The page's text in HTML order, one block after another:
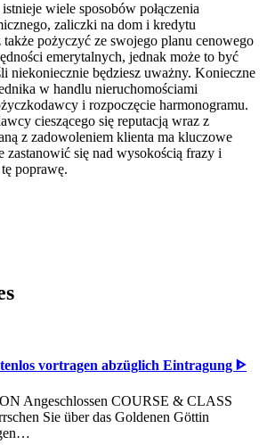
wiele sposobów połączenia
zaliczki na dom i kredytu
pożyczyć ze swojego planu cenowego
emerytalnych, jednak może to być
niekoniecznie będziesz uważny. Konieczne
w handlu nieruchomościami
i rozpoczęcie harmonogramu.
cieszącego się reputacją wraz z
z zadowoleniem klienta ma kluczowe
zastanowić się nad wysokością frazy i
poprawę.
vortragen abzüglich Eintragung ᐈ
Angeschlossen COURSE & CLASS
Sie über das Goldenen Göttin